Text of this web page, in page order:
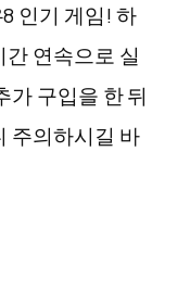
인기 게임! 하
연속으로 실
가 구입을 한 뒤
주의하시길 바